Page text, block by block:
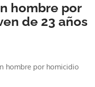
hombre por
de 23 años
hombre por homicidio